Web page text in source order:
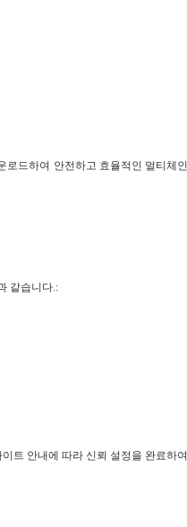
로드하여 안전하고 효율적인 멀티체인
같습니다.:
트 안내에 따라 신뢰 설정을 완료하여